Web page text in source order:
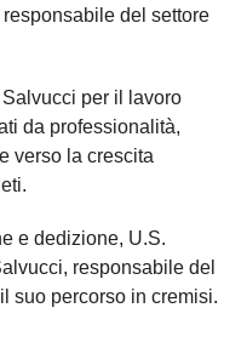
responsabile del settore
per il lavoro
da professionalità,
verso la crescita
e dedizione, U.S.
responsabile del
suo percorso in cremisi.